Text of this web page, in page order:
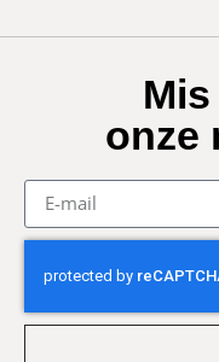
onze